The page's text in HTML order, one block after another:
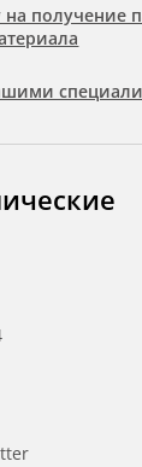
на получение